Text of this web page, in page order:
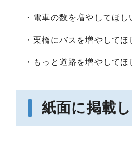
・電車の数を増やしてほし
・栗橋にバスを増やしてほ
・もっと道路を増やしてほ
紙面に掲載